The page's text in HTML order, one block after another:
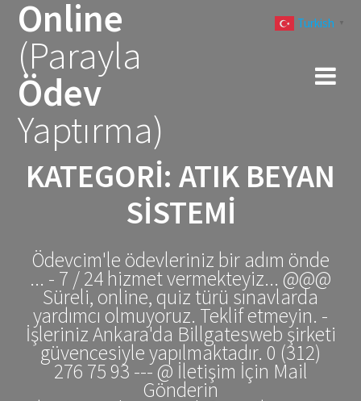
Online
(Parayla
Ödev
Yaptırma)
KATEGORI: ATIK BEYAN
SISTEMI
Ödevcim'le ödevleriniz bir adım önde
... - 7 / 24 hizmet vermekteyiz... @@@
Süreli, online, quiz türü sınavlarda
yardımcı olmuyoruz. Teklif etmeyin. -
İşleriniz Ankara'da Billgatesweb şirketi
güvencesiyle yapılmaktadır. 0 (312)
276 75 93 --- @ İletişim İçin Mail
Gönderin
Turkish ▼